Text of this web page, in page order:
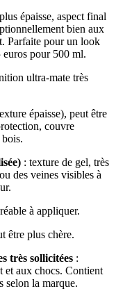
épaisse, aspect final
bien aux
Parfaite pour un look
pour 500 ml.
ultra-mate très
épaisse), peut être
couvre
: texture de gel, très
des veines visibles à
à appliquer.
être plus chère.
très sollicitées :
et aux chocs. Contient
selon la marque.